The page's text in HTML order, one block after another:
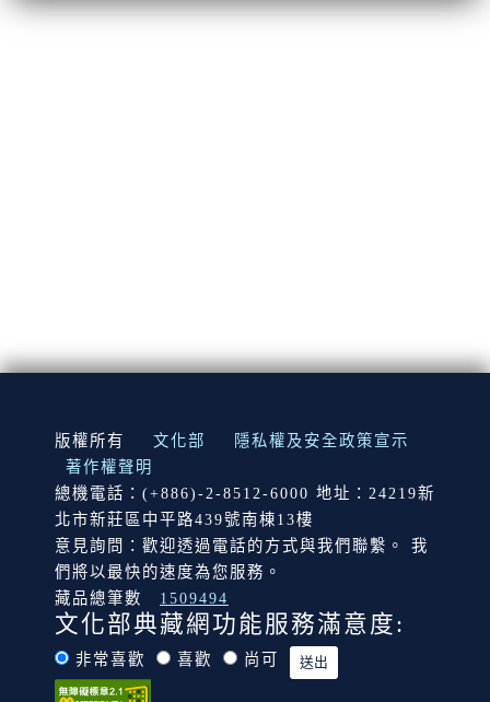
:::
版權所有 文化部
隱私權及安全政策宣示
著作權聲明
總機電話：(+886)-2-8512-6000 地址：24219新
北市新莊區中平路439號南棟13樓
意見詢問：歡迎透過電話的方式與我們聯繫。 我
們將以最快的速度為您服務。
藏品總筆數
1509494
文化部典藏網功能服務滿意度:
非常喜歡 喜歡 尚可